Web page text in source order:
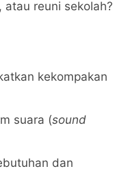
, atau reuni sekolah?
kekompakan
suara (sound
dan